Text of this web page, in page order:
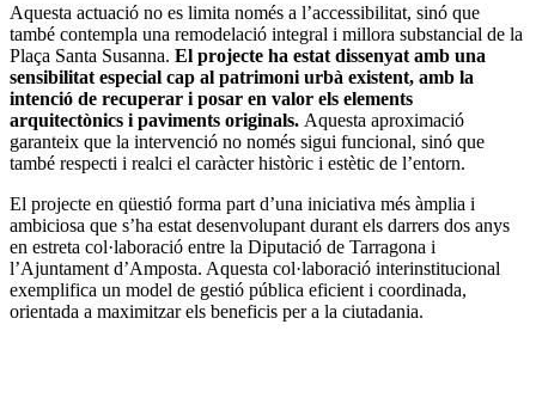
Aquesta actuació no es limita només a l’accessibilitat, sinó que
també contempla una remodelació integral i millora substancial de la
Plaça Santa Susanna. El projecte ha estat dissenyat amb una
sensibilitat especial cap al patrimoni urbà existent, amb la
intenció de recuperar i posar en valor els elements
arquitectònics i paviments originals. Aquesta aproximació
garanteix que la intervenció no només sigui funcional, sinó que
també respecti i realci el caràcter històric i estètic de l’entorn.
El projecte en qüestió forma part d’una iniciativa més àmplia i
ambiciosa que s’ha estat desenvolupant durant els darrers dos anys
en estreta col·laboració entre la Diputació de Tarragona i
l’Ajuntament d’Amposta. Aquesta col·laboració interinstitucional
exemplifica un model de gestió pública eficient i coordinada,
orientada a maximitzar els beneficis per a la ciutadania.